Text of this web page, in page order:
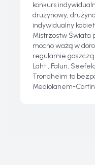
konkurs
drużynowy,
indywidualny
Mistrzostw Świata
mocno ważą w
regularnie
Lahti, Falun,
Trondheim to
Mediolanem-